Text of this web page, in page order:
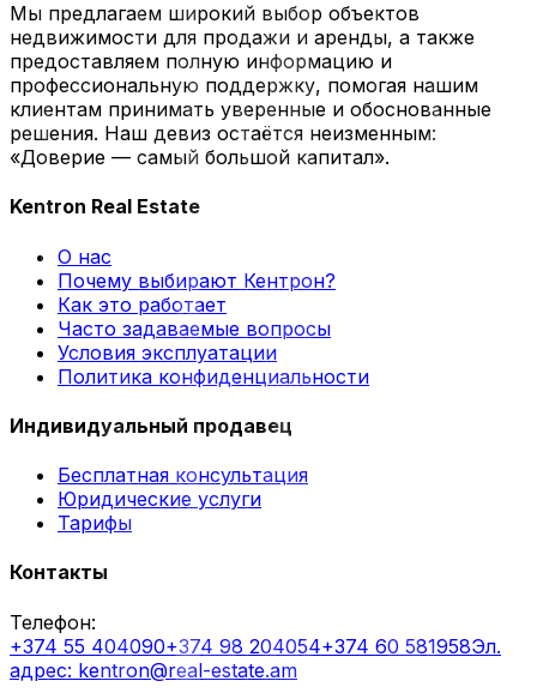
Мы предлагаем широкий выбор объектов
недвижимости для продажи и аренды, а также
предоставляем полную информацию и
профессиональную поддержку, помогая нашим
клиентам принимать уверенные и обоснованные
решения. Наш девиз остаётся неизменным:
«Доверие — самый большой капитал».
Kentron Real Estate
О нас
Почему выбирают Кентрон?
Как это работает
Часто задаваемые вопросы
Условия эксплуатации
Политика конфиденциальности
Индивидуальный продавец
Бесплатная консультация
Юридические услуги
Тарифы
Контакты
Телефон:
+374 55 404090+374 98 204054+374 60 581958Эл.
адрес: kentron@real-estate.am